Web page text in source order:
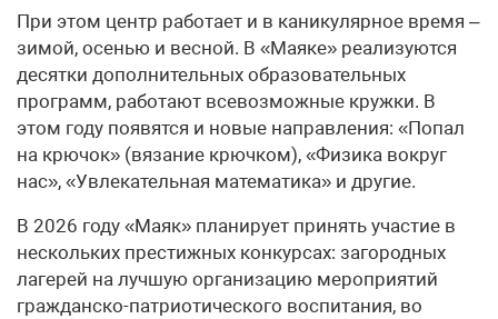
При этом центр работает и в каникулярное время –
зимой, осенью и весной. В «Маяке» реализуются
десятки дополнительных образовательных
программ, работают всевозможные кружки. В
этом году появятся и новые направления: «Попал
на крючок» (вязание крючком), «Физика вокруг
нас», «Увлекательная математика» и другие.
В 2026 году «Маяк» планирует принять участие в
нескольких престижных конкурсах: загородных
лагерей на лучшую организацию мероприятий
гражданско-патриотического воспитания, во